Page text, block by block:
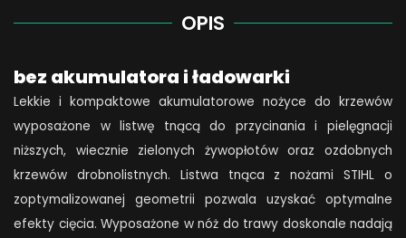
ładowarki
quantity
OPIS
bez akumulatora i ładowarki
Lekkie i kompaktowe akumulatorowe nożyce do krzewów
wyposażone w listwę tnącą do przycinania i pielęgnacji
niższych, wiecznie zielonych żywopłotów oraz ozdobnych
krzewów drobnolistnych. Listwa tnąca z nożami STIHL o
zoptymalizowanej geometrii pozwala uzyskać optymalne
efekty cięcia. Wyposażone w nóż do trawy doskonale nadają